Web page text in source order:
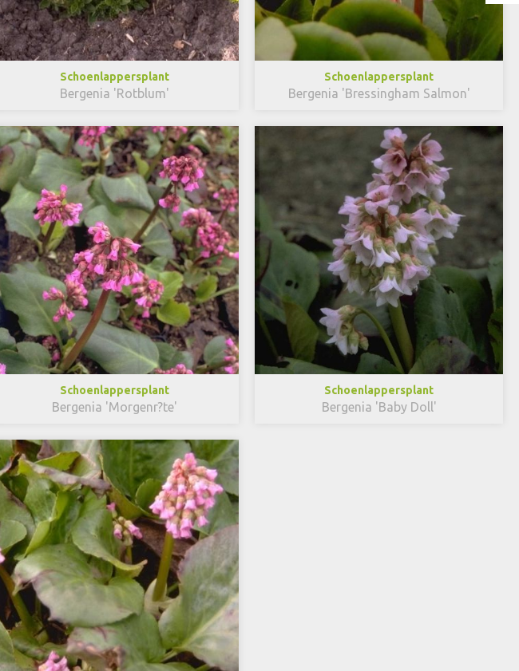
Schoenlappersplant
Bergenia 'Rotblum'
Schoenlappersplant
Bergenia 'Bressingham Salmon'
Schoenlappersplant
Bergenia 'Morgenr?te'
Schoenlappersplant
Bergenia 'Baby Doll'